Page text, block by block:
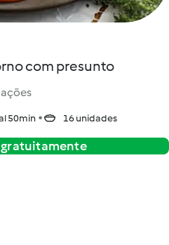
com presunto
50min 16 unidades
gratuitamente